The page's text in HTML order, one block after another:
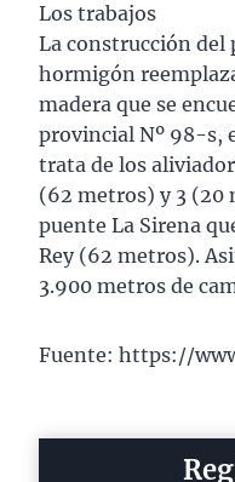
Los trabajos
La construcción del
hormigón
madera que se
provincial Nº 98-s,
trata de los
(62 metros) y 3 (20
puente La Sirena
Rey (62 metros).
3.900 metros de
Fuente: https://